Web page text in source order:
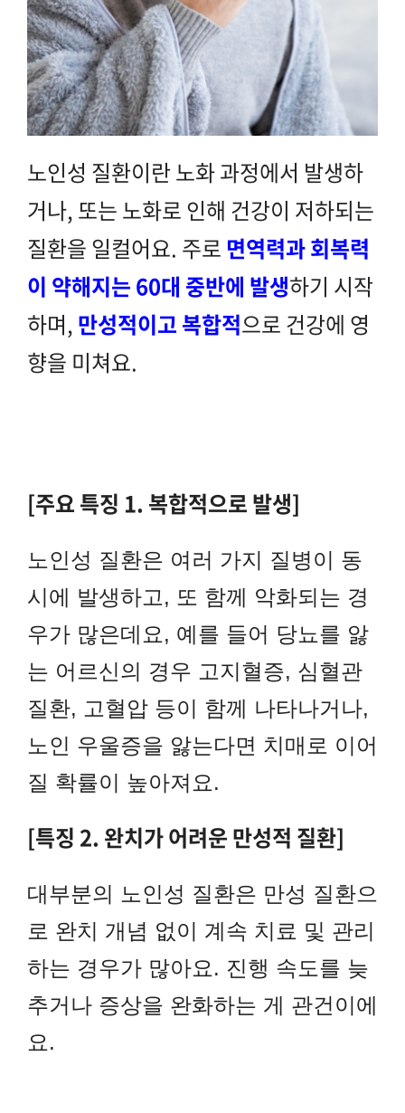
노인성 질환이란 노화 과정에서 발생하
거나, 또는 노화로 인해 건강이 저하되는
질환을 일컬어요. 주로 면역력과 회복력
이 약해지는 60대 중반에 발생하기 시작
하며,만성적이고 복합적으로 건강에 영
향을 미쳐요.
[주요 특징 1. 복합적으로 발생]
노인성 질환은 여러 가지 질병이 동
시에 발생하고, 또 함께 악화되는 경
우가 많은데요, 예를 들어 당뇨를 앓
는 어르신의 경우 고지혈증, 심혈관
질환, 고혈압 등이 함께 나타나거나,
노인 우울증을 앓는다면 치매로 이어
질 확률이 높아져요.
[특징 2. 완치가 어려운 만성적 질환]
대부분의 노인성 질환은 만성 질환으
로 완치 개념 없이 계속 치료 및 관리
하는 경우가 많아요. 진행 속도를 늦
추거나 증상을 완화하는 게 관건이에
요.